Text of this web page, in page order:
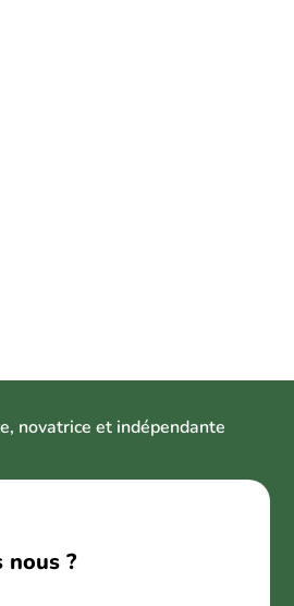
novatrice et indépendante
nous ?